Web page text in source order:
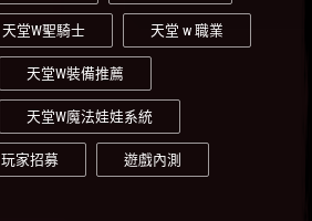
天堂W聖騎士 天堂 w 職業
天堂W裝備推薦
天堂W魔法娃娃系統
玩家招募 遊戲內測